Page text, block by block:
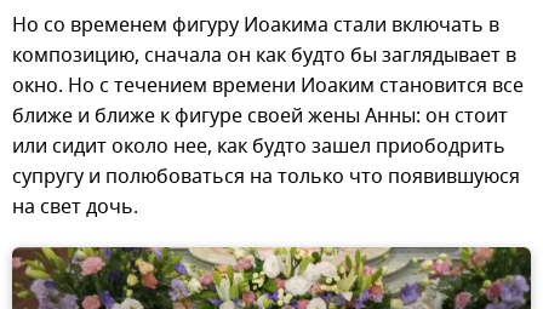
Но со временем фигуру Иоакима стали включать в
композицию, сначала он как будто бы заглядывает в
окно. Но с течением времени Иоаким становится все
ближе и ближе к фигуре своей жены Анны: он стоит
или сидит около нее, как будто зашел приободрить
супругу и полюбоваться на только что появившуюся
на свет дочь.